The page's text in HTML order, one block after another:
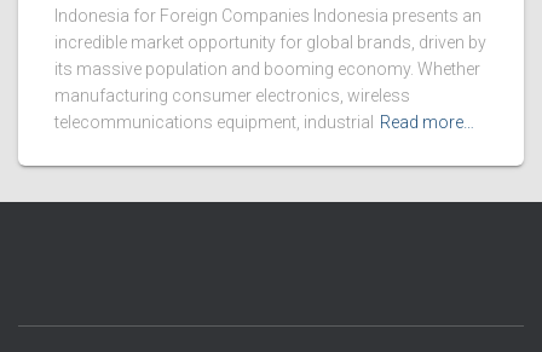
Indonesia for Foreign Companies Indonesia presents an
incredible market opportunity for global brands, driven by
its massive population and booming economy. Whether
manufacturing consumer electronics, wireless
telecommunications equipment, industrial
Read more…